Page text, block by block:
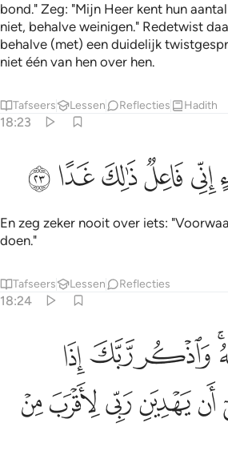
bond." Zeg: "Mijn Heer kent hun
niet, behalve weinigen." Redetwist
behalve (met) een duidelijk
niet één van hen over hen.
Tafseers Lessen Reflecties Hadith
18:23
غدا ٢٣
ذَٰلِكَ غَدًا ٢٣
ﲍﲎﲏﲐ ﲑ
En zeg zeker nooit over iets:
doen."
Tafseers Lessen Reflecties
18:24
اذا نسيت وقل عسى ان يهدين ربي لاقرب من
رَّبَّكَ إِذَا نَسِيتَ وَقُلْ عَسَىٰٓ أَن يَهْدِيَنِ رَبِّى
ﲗﲘﲙ
ﲝﲞﲟﲠﲡ